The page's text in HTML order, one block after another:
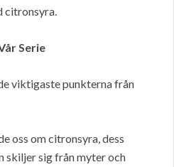
citronsyra.
Serie
viktigaste punkterna från
oss om citronsyra, dess
skiljer sig från myter och